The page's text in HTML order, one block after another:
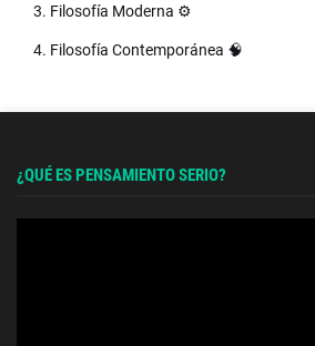
3. Filosofía Moderna ⚙️
4. Filosofía Contemporánea 🧠
¿QUÉ ES PENSAMIENTO SERIO?